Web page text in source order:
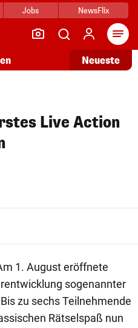
Jobs NewsFlix
Neueste
Live Action
1. August eröffnete
sogenannter
zu sechs Teilnehmende
Rätselspaß nun